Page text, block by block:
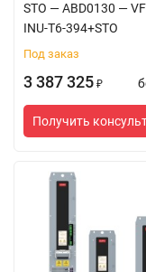
STO — ABD0130 —
INU-T6-394+STO
Под заказ
3 387 325 ₽
Получить